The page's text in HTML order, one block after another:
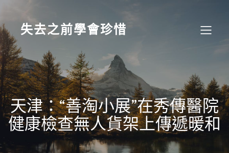
content
失去之前學會珍惜
天津：“善淘小展”在秀傳醫院
健康檢查無人貨架上傳遞暖和